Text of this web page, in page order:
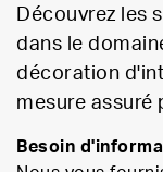
Découvrez les
dans le
décoration
mesure assuré
Besoin